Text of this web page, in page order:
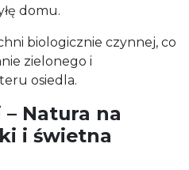
domu.
biologicznie czynnej, co
zielonego i
osiedla.
Natura na
i świetna